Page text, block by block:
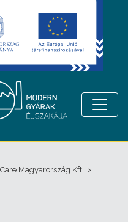
Magyarország Kft. >